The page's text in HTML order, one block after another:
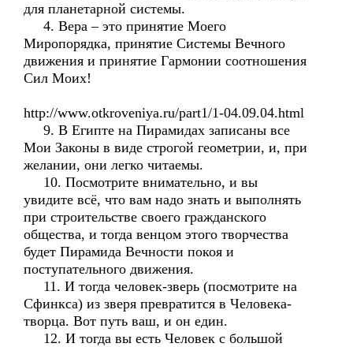
для планетарной системы.
4. Вера – это принятие Моего
Миропорядка, принятие Системы Вечного
движения и принятие Гармонии соотношения
Сил Моих!
http://www.otkroveniya.ru/part1/1-04.09.04.html
9. В Египте на Пирамидах записаны все
Мои Законы в виде строгой геометрии, и, при
желании, они легко читаемы.
10. Посмотрите внимательно, и вы
увидите всё, что вам надо знать и выполнять
при строительстве своего гражданского
общества, и тогда венцом этого творчества
будет Пирамида Вечности покоя и
поступательного движения.
11. И тогда человек-зверь (посмотрите на
Сфинкса) из зверя превратится в Человека-
творца. Вот путь ваш, и он един.
12. И тогда вы есть Человек с большой